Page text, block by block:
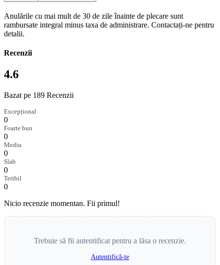
Anulările cu mai mult de 30 de zile înainte de plecare sunt
rambursate integral minus taxa de administrare. Contactați-ne pentru
detalii.
Recenzii
4.6
Bazat pe 189 Recenzii
Excepțional
0
Foarte bun
0
Mediu
0
Slab
0
Teribil
0
Nicio recenzie momentan. Fii primul!
Trebuie să fii autentificat pentru a lăsa o recenzie.
Autentifică-te